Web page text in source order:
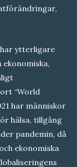
ytterligare
“World
har människor
hälsa, tillgång
pandemin, då
ekonomiska